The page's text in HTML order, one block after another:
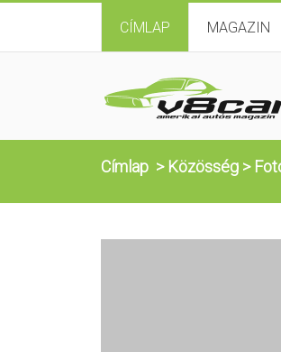
CÍMLAP MAGAZIN
Címlap > Közösség >